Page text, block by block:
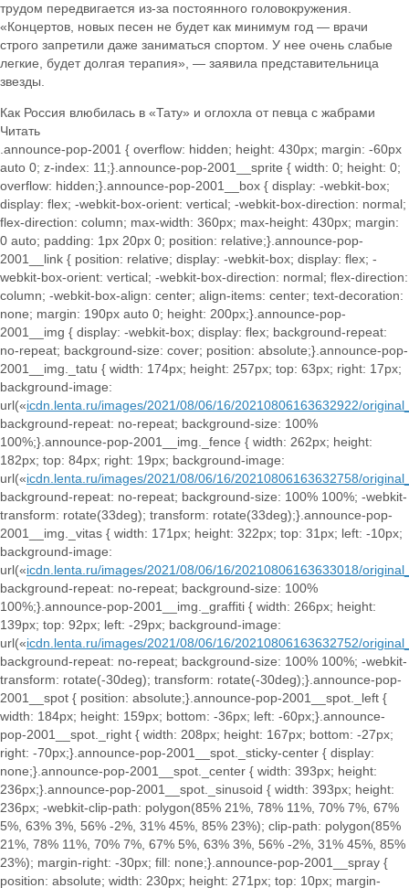
трудом передвигается из-за постоянного головокружения.
«Концертов, новых песен не будет как минимум год — врачи
строго запретили даже заниматься спортом. У нее очень слабые
легкие, будет долгая терапия», — заявила представительница
звезды.
Как Россия влюбилась в «Тату» и оглохла от певца с жабрами
Читать
.announce-pop-2001 { overflow: hidden; height: 430px; margin: -60px
auto 0; z-index: 11;}.announce-pop-2001__sprite { width: 0; height: 0;
overflow: hidden;}.announce-pop-2001__box { display: -webkit-box;
display: flex; -webkit-box-orient: vertical; -webkit-box-direction: normal;
flex-direction: column; max-width: 360px; max-height: 430px; margin:
0 auto; padding: 1px 20px 0; position: relative;}.announce-pop-
2001__link { position: relative; display: -webkit-box; display: flex; -
webkit-box-orient: vertical; -webkit-box-direction: normal; flex-direction:
column; -webkit-box-align: center; align-items: center; text-decoration:
none; margin: 190px auto 0; height: 200px;}.announce-pop-
2001__img { display: -webkit-box; display: flex; background-repeat:
no-repeat; background-size: cover; position: absolute;}.announce-pop-
2001__img._tatu { width: 174px; height: 257px; top: 63px; right: 17px;
background-image:
url(«icdn.lenta.ru/images/2021/08/06/16/20210806163632922/
background-repeat: no-repeat; background-size: 100%
100%;}.announce-pop-2001__img._fence { width: 262px; height:
182px; top: 84px; right: 19px; background-image:
url(«icdn.lenta.ru/images/2021/08/06/16/20210806163632758/
background-repeat: no-repeat; background-size: 100% 100%; -webkit-
transform: rotate(33deg); transform: rotate(33deg);}.announce-pop-
2001__img._vitas { width: 171px; height: 322px; top: 31px; left: -10px;
background-image:
url(«icdn.lenta.ru/images/2021/08/06/16/20210806163633018/
background-repeat: no-repeat; background-size: 100%
100%;}.announce-pop-2001__img._graffiti { width: 266px; height:
139px; top: 92px; left: -29px; background-image:
url(«icdn.lenta.ru/images/2021/08/06/16/20210806163632752/
background-repeat: no-repeat; background-size: 100% 100%; -webkit-
transform: rotate(-30deg); transform: rotate(-30deg);}.announce-pop-
2001__spot { position: absolute;}.announce-pop-2001__spot._left {
width: 184px; height: 159px; bottom: -36px; left: -60px;}.announce-
pop-2001__spot._right { width: 208px; height: 167px; bottom: -27px;
right: -70px;}.announce-pop-2001__spot._sticky-center { display:
none;}.announce-pop-2001__spot._center { width: 393px; height:
236px;}.announce-pop-2001__spot._sinusoid { width: 393px; height:
236px; -webkit-clip-path: polygon(85% 21%, 78% 11%, 70% 7%, 67%
5%, 63% 3%, 56% -2%, 31% 45%, 85% 23%); clip-path: polygon(85%
21%, 78% 11%, 70% 7%, 67% 5%, 63% 3%, 56% -2%, 31% 45%, 85%
23%); margin-right: -30px; fill: none;}.announce-pop-2001__spray {
position: absolute; width: 230px; height: 271px; top: 10px; margin-